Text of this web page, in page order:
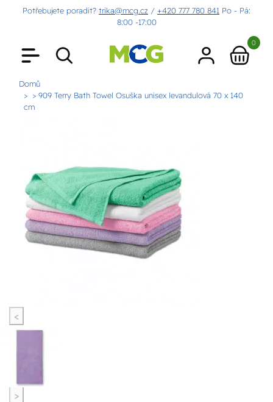
Potřebujete poradit? trika@mcg.cz / +420 777 780 841 Po - Pá:
8:00 -17:00
0
Domů
> 909 Terry Bath Towel Osuška unisex levandulová 70 x 140
cm
<
>